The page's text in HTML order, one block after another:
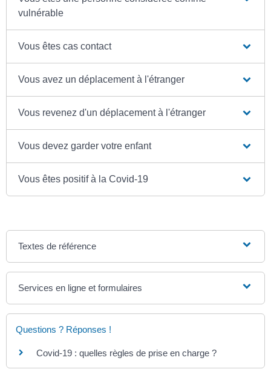
vulnérable
Vous êtes cas contact
Vous avez un déplacement à l'étranger
Vous revenez d'un déplacement à l'étranger
Vous devez garder votre enfant
Vous êtes positif à la Covid-19
Textes de référence
Services en ligne et formulaires
Questions ? Réponses !
Covid-19 : quelles règles de prise en charge ?